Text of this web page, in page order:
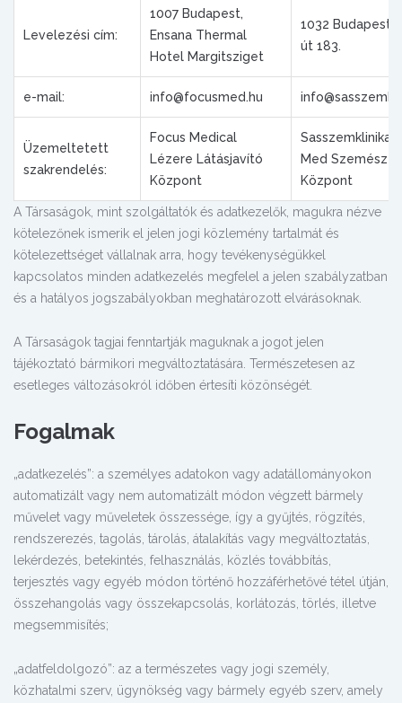
Levelezési cím:
1007 Budapest,
Ensana Thermal
Hotel Margitsziget
1032 Budapest,
út 183.
e-mail: info@focusmed.hu
Üzemeltetett
szakrendelés:
Focus Medical
Lézere Látásjavító
Központ
Sasszemklinika,
Med
Központ
A Társaságok, mint szolgáltatók és adatkezelők, magukra nézve
kötelezőnek ismerik el jelen jogi közlemény tartalmát és
kötelezettséget vállalnak arra, hogy tevékenységükkel
kapcsolatos minden adatkezelés megfelel a jelen szabályzatban
és a hatályos jogszabályokban meghatározott elvárásoknak.
A Társaságok tagjai fenntartják maguknak a jogot jelen
tájékoztató bármikori megváltoztatására. Természetesen az
esetleges változásokról időben értesíti közönségét.
Fogalmak
„adatkezelés”: a személyes adatokon vagy adatállományokon
automatizált vagy nem automatizált módon végzett bármely
művelet vagy műveletek összessége, így a gyűjtés, rögzítés,
rendszerezés, tagolás, tárolás, átalakítás vagy megváltoztatás,
lekérdezés, betekintés, felhasználás, közlés továbbítás,
terjesztés vagy egyéb módon történő hozzáférhetővé tétel útján,
összehangolás vagy összekapcsolás, korlátozás, törlés, illetve
megsemmisítés;
„adatfeldolgozó”: az a természetes vagy jogi személy,
közhatalmi szerv, ügynökség vagy bármely egyéb szerv, amely